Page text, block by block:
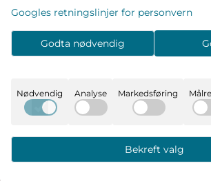
2489,-
På lager
Googles retningslinjer for personvern
Godta nødvendig
Nødvendig Analyse Markedsføring
Bekreft valg